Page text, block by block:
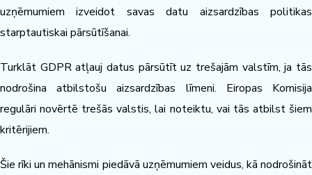
uzņēmumiem izveidot savas datu aizsardzības politikas
starptautiskai pārsūtīšanai.
Turklāt GDPR atļauj datus pārsūtīt uz trešajām valstīm, ja tās
nodrošina atbilstošu aizsardzības līmeni. Eiropas Komisija
regulāri novērtē trešās valstis, lai noteiktu, vai tās atbilst šiem
kritērijiem.
Šie rīki un mehānismi piedāvā uzņēmumiem veidus, kā nodrošināt